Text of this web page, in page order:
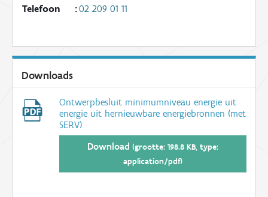
:
Telefoon 02 209 01 11
Downloads
Ontwerpbesluit minimumniveau energie uit
energie uit hernieuwbare energiebronnen (met
SERV)
Download (grootte: 198.8 KB, type:
application/pdf)